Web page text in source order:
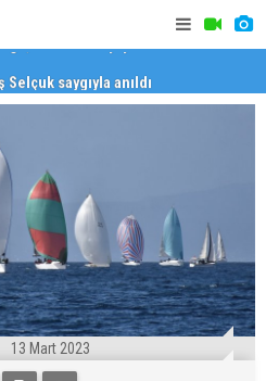
Selçuk saygıyla anıldı
13 Mart 2023